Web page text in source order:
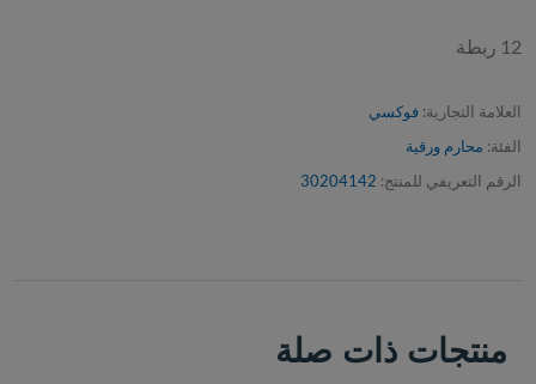
12 ربطة
العلامة التجارية: فوكسي
الفئة: محارم ورقية
الرقم التعريفي للمنتج: 30204142
منتجات ذات صلة